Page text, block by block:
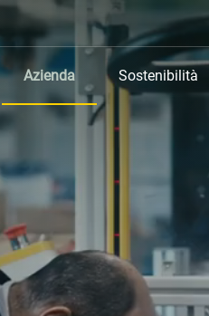
Azienda Sostenibilità